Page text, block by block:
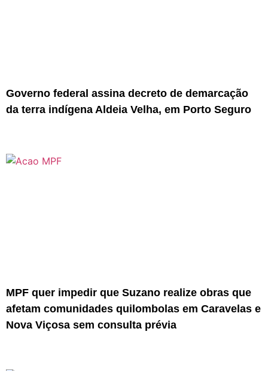
Governo federal assina decreto de demarcação
da terra indígena Aldeia Velha, em Porto Seguro
MPF quer impedir que Suzano realize obras que
afetam comunidades quilombolas em Caravelas e
Nova Viçosa sem consulta prévia